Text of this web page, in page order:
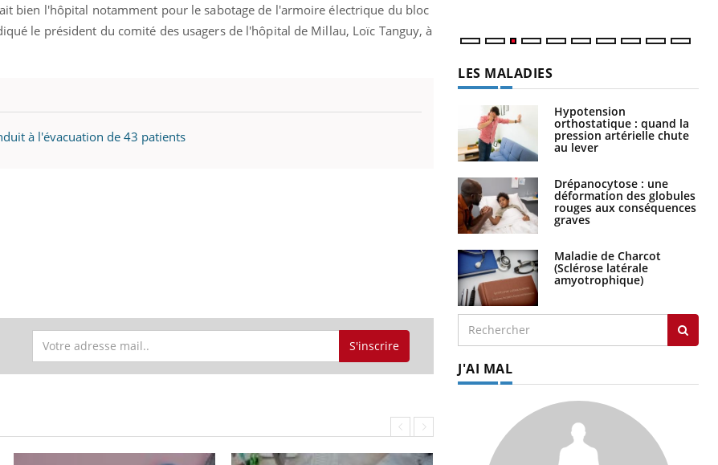
bien l'hôpital notamment pour le sabotage de l'armoire électrique du bloc
le président du comité des usagers de l'hôpital de Millau, Loïc Tanguy, à
à l'évacuation de 43 patients
S'inscrire
LES MALADIES
Hypotension
orthostatique : quand la
pression artérielle chute
au lever
Drépanocytose : une
déformation des globules
rouges aux conséquences
graves
Maladie de Charcot
(Sclérose latérale
amyotrophique)
J'AI MAL